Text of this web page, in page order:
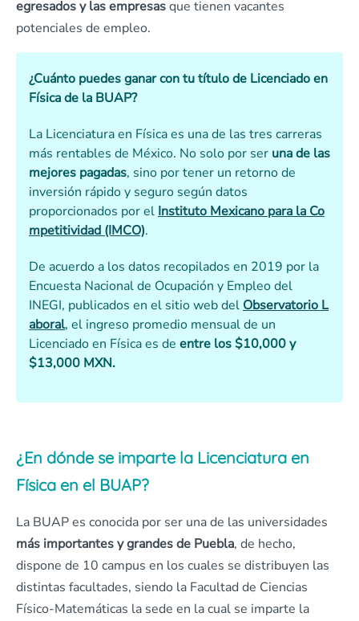
egresados y las empresasque tienen vacantes
potenciales de empleo.
¿Cuánto puedes ganar con tu título de Licenciado en
Física de la BUAP?
La Licenciatura en Física es una de las tres carreras
más rentables de México. No solo por ser una de las
mejores pagadas, sino por tener un retorno de
inversión rápido y seguro según datos
proporcionados por el Instituto Mexicano para la Co
mpetitividad (IMCO).
De acuerdo a los datos recopilados en 2019 por la
Encuesta Nacional de Ocupación y Empleo del
INEGI, publicados en el sitio web del Observatorio L
aboral, el ingreso promedio mensual de un
Licenciado en Física es de entre los $10,000 y
$13,000 MXN.
¿En dónde se imparte la Licenciatura en
Física en el BUAP?
La BUAP es conocida por ser una de las universidades
más importantes y grandes de Puebla, de hecho,
dispone de 10 campus en los cuales se distribuyen las
distintas facultades, siendo la Facultad de Ciencias
Físico-Matemáticas la sede en la cual se imparte la